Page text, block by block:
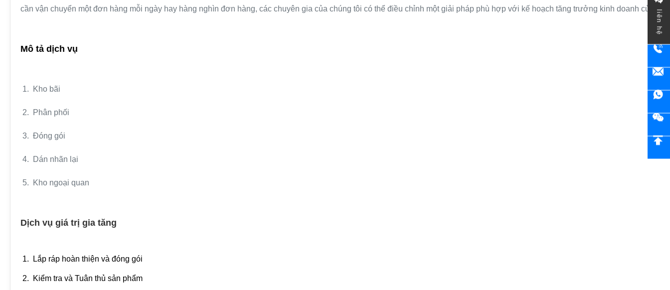
liên hệ
cần vận chuyển một đơn hàng mỗi ngày hay hàng nghìn đơn hàng, các chuyên gia của chúng tôi có thể điều chỉnh một giải pháp phù hợp với kế hoạch tăng trưởng kinh doanh của
Mô tả dịch vụ
1. Kho bãi
2. Phân phối
3. Đóng gói
4. Dán nhãn lại
5. Kho ngoại quan
Dịch vụ giá trị gia tăng
1. Lắp ráp hoàn thiện và đóng gói
2. Kiểm tra và Tuân thủ sản phẩm